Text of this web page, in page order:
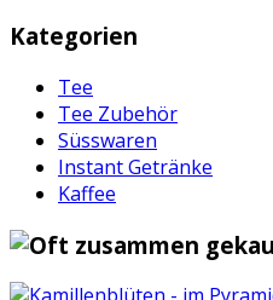
Kategorien
Tee
Tee Zubehör
Süsswaren
Instant Getränke
Kaffee